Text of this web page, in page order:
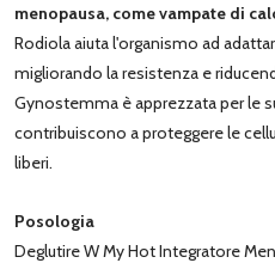
menopausa, come vampate di
Rodiola aiuta l'organismo ad
migliorando la resistenza e
Gynostemma è apprezzata per le
contribuiscono a proteggere le
liberi.
Posologia
Deglutire W My Hot Integratore